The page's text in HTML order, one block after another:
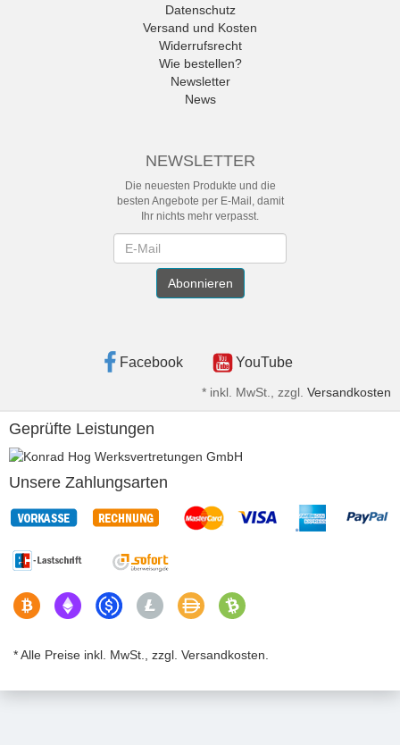
Datenschutz
Versand und Kosten
Widerrufsrecht
Wie bestellen?
Newsletter
News
NEWSLETTER
Die neuesten Produkte und die
besten Angebote per E-Mail, damit
Ihr nichts mehr verpasst.
Abonnieren
Facebook YouTube
* inkl. MwSt., zzgl. Versandkosten
Geprüfte Leistungen
Unsere Zahlungsarten
* Alle Preise inkl. MwSt., zzgl. Versandkosten.